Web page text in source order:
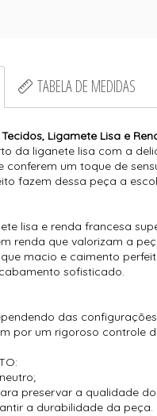
TABELA DE MEDIDAS
Ligamete Lisa e
da liganete lisa com a
conferem um toque de
fazem dessa peça a
lisa e renda francesa
renda que valorizam a
macio e caimento
sofisticado.
das
por um rigoroso controle
preservar a qualidade
a durabilidade da peça.